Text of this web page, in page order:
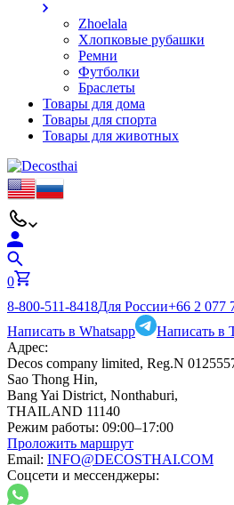
Zhoelala
Хлопковые рубашки
Ремни
Футболки
Браслеты
Товары для дома
Товары для спорта
Товары для животных
0
8-800-511-8418Для России+66 2 077
Написать в Whatsapp
Написать в
Адрес:
Decos company limited, Reg.N
Sao Thong Hin,
Bang Yai District, Nonthaburi,
THAILAND 11140
Режим работы: 09:00–17:00
Проложить маршрут
Email: INFO@DECOSTHAI.COM
Соцсети и мессенджеры: